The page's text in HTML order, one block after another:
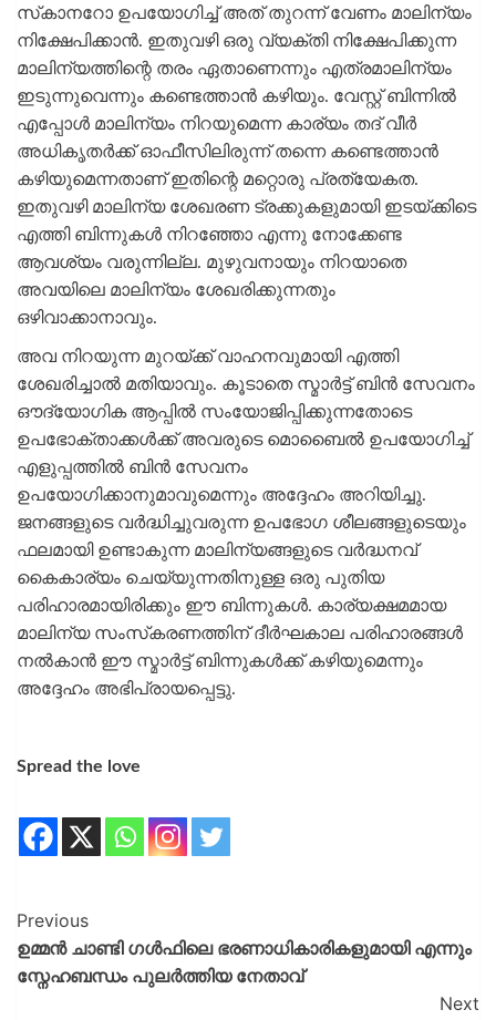
സ്‌കാനറോ ഉപയോഗിച്ച് അത് തുറന്ന് വേണം മാലിന്യം
നിക്ഷേപിക്കാന്‍. ഇതുവഴി ഒരു വ്യക്തി നിക്ഷേപിക്കുന്ന
മാലിന്യത്തിന്റെ തരം ഏതാണെന്നും എത്രമാലിന്യം
ഇടുന്നുവെന്നും കണ്ടെത്താന്‍ കഴിയും. വേസ്റ്റ് ബിന്നില്‍
എപ്പോള്‍ മാലിന്യം നിറയുമെന്ന കാര്യം തദ് വീര്‍
അധികൃതര്‍ക്ക് ഓഫീസിലിരുന്ന് തന്നെ കണ്ടെത്താന്‍
കഴിയുമെന്നതാണ് ഇതിന്റെ മറ്റൊരു പ്രത്യേകത.
ഇതുവഴി മാലിന്യ ശേഖരണ ട്രക്കുകളുമായി ഇടയ്ക്കിടെ
എത്തി ബിന്നുകള്‍ നിറഞ്ഞോ എന്നു നോക്കേണ്ട
ആവശ്യം വരുന്നില്ല. മുഴുവനായും നിറയാതെ
അവയിലെ മാലിന്യം ശേഖരിക്കുന്നതും
ഒഴിവാക്കാനാവും.
അവ നിറയുന്ന മുറയ്ക്ക് വാഹനവുമായി എത്തി
ശേഖരിച്ചാല്‍ മതിയാവും. കൂടാതെ സ്മാര്‍ട്ട് ബിന്‍ സേവനം
ഔദ്യോഗിക ആപ്പില്‍ സംയോജിപ്പിക്കുന്നതോടെ
ഉപഭോക്താക്കള്‍ക്ക് അവരുടെ മൊബൈല്‍ ഉപയോഗിച്ച്
എളുപ്പത്തില്‍ ബിന്‍ സേവനം
ഉപയോഗിക്കാനുമാവുമെന്നും അദ്ദേഹം അറിയിച്ചു.
ജനങ്ങളുടെ വര്‍ദ്ധിച്ചുവരുന്ന ഉപഭോഗ ശീലങ്ങളുടെയും
ഫലമായി ഉണ്ടാകുന്ന മാലിന്യങ്ങളുടെ വര്‍ദ്ധനവ്
കൈകാര്യം ചെയ്യുന്നതിനുള്ള ഒരു പുതിയ
പരിഹാരമായിരിക്കും ഈ ബിന്നുകള്‍. കാര്യക്ഷമമായ
മാലിന്യ സംസ്‌കരണത്തിന് ദീര്‍ഘകാല പരിഹാരങ്ങള്‍
നല്‍കാന്‍ ഈ സ്മാര്‍ട്ട് ബിന്നുകള്‍ക്ക് കഴിയുമെന്നും
അദ്ദേഹം അഭിപ്രായപ്പെട്ടു.
Spread the love
Previous
ഉമ്മൻ ചാണ്ടി ഗൾഫിലെ ഭരണാധികാരികളുമായി എന്നും
സ്നേഹബന്ധം പുലർത്തിയ നേതാവ്
Next